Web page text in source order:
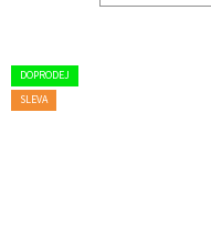
DOPRODEJ
SLEVA